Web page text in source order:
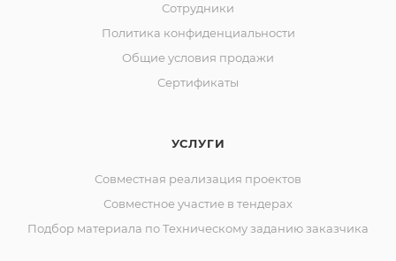
Сотрудники
Политика конфиденциальности
Общие условия продажи
Сертификаты
УСЛУГИ
Совместная реализация проектов
Совместное участие в тендерах
Подбор материала по Техническому заданию заказчика